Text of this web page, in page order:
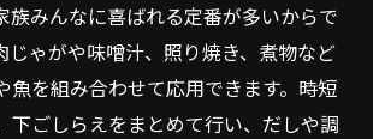
族みんなに喜ばれる定番が多いからで
じゃがや味噌汁、照り焼き、煮物など
魚を組み合わせて応用できます。時短
下ごしらえをまとめて行い、だしや調